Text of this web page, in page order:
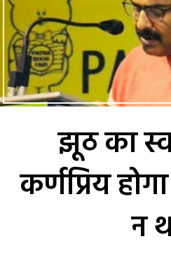
झूठ का
कर्णप्रिय
न